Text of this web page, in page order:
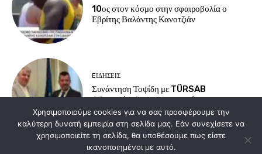
10ος στον κόσμο στην σφαιροβολία ο
Εβρίτης Βαλάντης Κανοτζιάν
EΙΔΗΣΕΙΣ
Συνάντηση Τοψίδη με TÜRSAB
Αδριανούπολης για τουρισμό και
συνοριακές υποδομές
Load more
Χρησιμοποιούμε cookies για να σας προσφέρουμε την
καλύτερη δυνατή εμπειρία στη σελίδα μας. Εάν συνεχίσετε να
χρησιμοποιείτε τη σελίδα, θα υποθέσουμε πως είστε
ικανοποιημένοι με αυτό.